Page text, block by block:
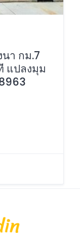
า กม.7
แปลงมุม